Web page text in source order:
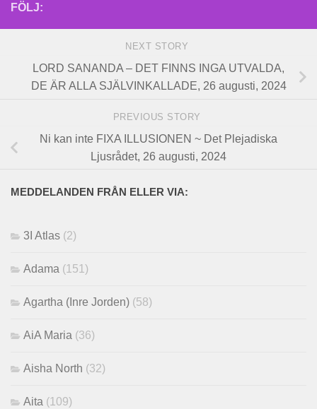
FÖLJ:
NEXT STORY
LORD SANANDA – DET FINNS INGA UTVALDA,
DE ÄR ALLA SJÄLVINKALLADE, 26 augusti, 2024
PREVIOUS STORY
Ni kan inte FIXA ILLUSIONEN ~ Det Plejadiska
Ljusrådet, 26 augusti, 2024
MEDDELANDEN FRÅN ELLER VIA:
3I Atlas (2)
Adama (151)
Agartha (Inre Jorden) (58)
AiA Maria (36)
Aisha North (32)
Aita (109)